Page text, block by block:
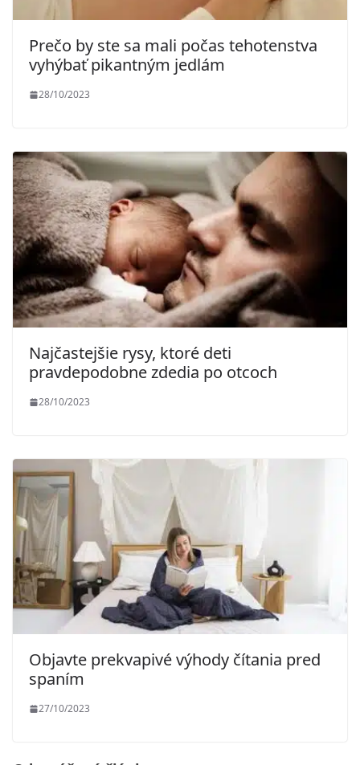
Prečo by ste sa mali počas tehotenstva
vyhýbať pikantným jedlám
28/10/2023
Najčastejšie rysy, ktoré deti
pravdepodobne zdedia po otcoch
28/10/2023
Objavte prekvapivé výhody čítania pred
spaním
27/10/2023